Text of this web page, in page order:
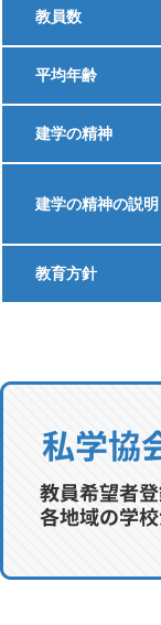
教員数
平均年齢
建学の精神
建学の精神の説明
教育方針